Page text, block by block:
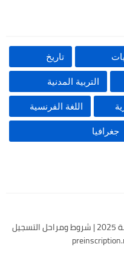
تاريخ
التربية المدنية
اللغة الفرنسية
جغرافيا
تسجيلات أشبال الأمة 2025 | شروط ومراحل التسجيل